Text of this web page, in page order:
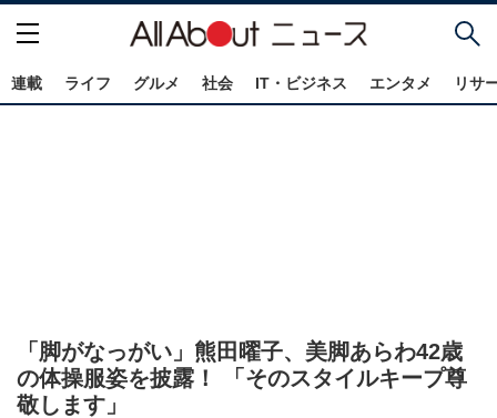
連載 ライフ グルメ 社会 IT・ビジネス エンタメ リサ
「脚がなっがい」熊田曜子、美脚あらわ42歳
の体操服姿を披露！ 「そのスタイルキープ尊
敬します」